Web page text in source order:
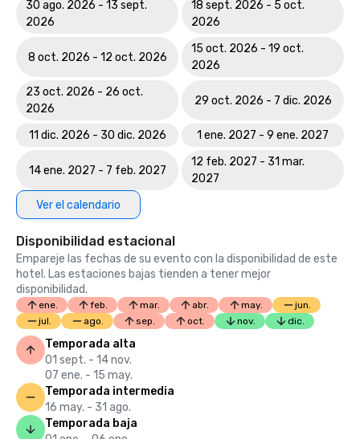
30 ago. 2026 - 13 sept.
2026
18 sept. 2026 - 5 oct.
2026
8 oct. 2026 - 12 oct. 2026
15 oct. 2026 - 19 oct.
2026
23 oct. 2026 - 26 oct.
2026
29 oct. 2026 - 7 dic. 2026
11 dic. 2026 - 30 dic. 2026 1 ene. 2027 - 9 ene. 2027
14 ene. 2027 - 7 feb. 2027
12 feb. 2027 - 31 mar.
2027
Ver el calendario
Disponibilidad estacional
Empareje las fechas de su evento con la disponibilidad de este
hotel. Las estaciones bajas tienden a tener mejor
disponibilidad.
ene. feb. mar. abr. may.
jun.
jul.
ago. sep. oct. nov. dic.
Temporada alta
01 sept. - 14 nov.
07 ene. - 15 may.
Temporada intermedia
16 may. - 31 ago.
Temporada baja